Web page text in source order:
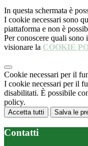
In questa schermata è
I cookie necessari sono
piattaforma e non è
Per conoscere quali sono
visionare la COOKIE
Cookie necessari per il
I cookie necessari per il
disabilitati. È possibile
policy.
Accetta tutti Salva le
Contatti